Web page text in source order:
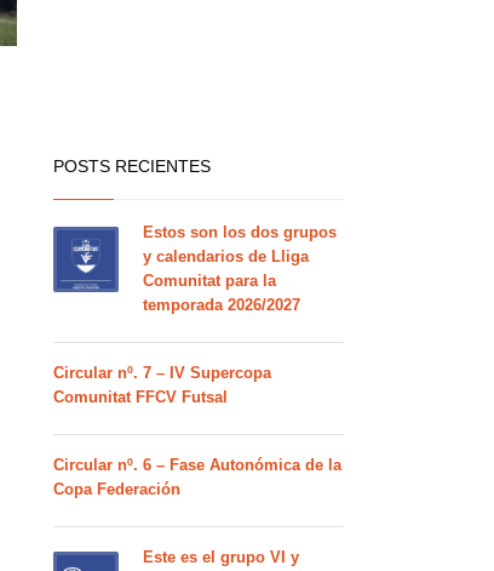
POSTS RECIENTES
Estos son los dos grupos
y calendarios de Lliga
Comunitat para la
temporada 2026/2027
Circular nº. 7 – IV Supercopa
Comunitat FFCV Futsal
Circular nº. 6 – Fase Autonómica de la
Copa Federación
Este es el grupo VI y